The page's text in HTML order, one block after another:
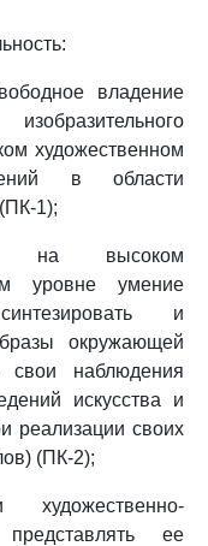
владение
художественном
в области
1);
на высоком
уровне умение
и
окружающей
свои наблюдения
искусства и
реализации своих
(ПК-2);
художественно-
ее